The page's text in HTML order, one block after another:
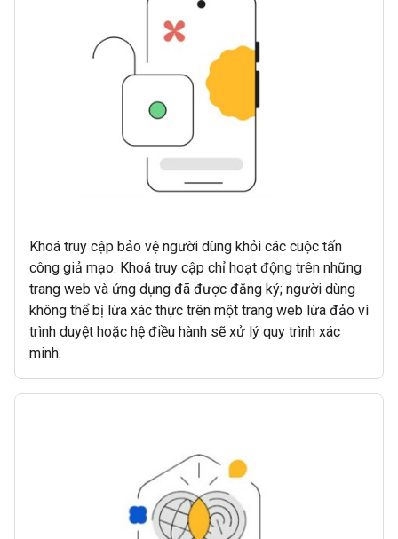
Khoá truy cập bảo vệ người dùng khỏi các cuộc tấn
công giả mạo. Khoá truy cập chỉ hoạt động trên những
trang web và ứng dụng đã được đăng ký; người dùng
không thể bị lừa xác thực trên một trang web lừa đảo vì
trình duyệt hoặc hệ điều hành sẽ xử lý quy trình xác
minh.